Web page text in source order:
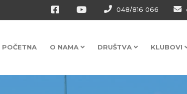
048/816 066
POČETNA O NAMA DRUŠTVA KLUBOVI